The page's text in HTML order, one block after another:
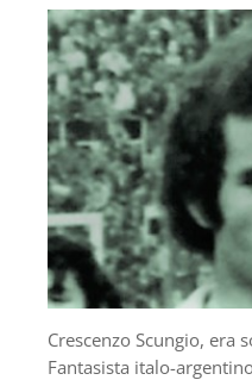
Crescenzo Scungio, era
Fantasista italo-